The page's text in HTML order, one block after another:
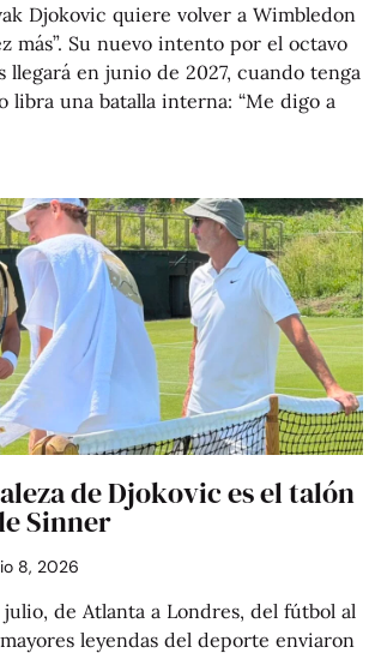
Djokovic quiere volver a Wimbledon
más”. Su nuevo intento por el octavo
en junio de 2027, cuando tenga
libra una batalla interna: “Me digo a
de Djokovic es el talón
Sinner
8, 2026
julio, de Atlanta a Londres, del fútbol al
leyendas del deporte enviaron